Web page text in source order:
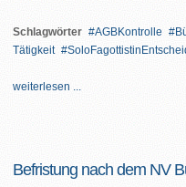
Schlagwörter AGBKontrolle
Tätigkeit
weiterlesen ...
Befristung nach dem NV